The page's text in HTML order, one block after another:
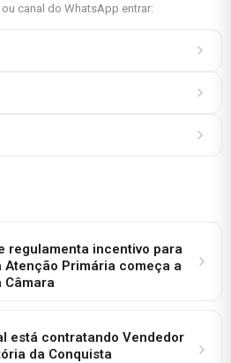
canal do WhatsApp entrar:
regulamenta incentivo para
Atenção Primária começa a
Câmara
está contratando Vendedor
da Conquista